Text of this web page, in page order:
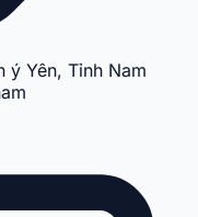
ý Yên, Tỉnh Nam